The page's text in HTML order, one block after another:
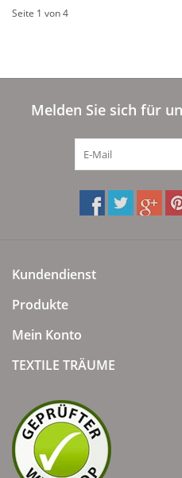
Seite 1 von 4
Melden Sie sich für
Kundendienst
Produkte
Mein Konto
TEXTILE TRÄUME